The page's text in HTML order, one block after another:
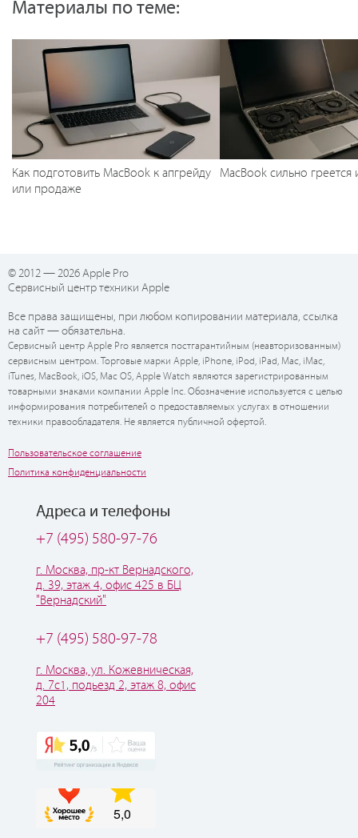
Материалы по теме:
Как подготовить MacBook к апгрейду
или продаже
MacBook сильно греется
© 2012 — 2026 Apple Pro
Сервисный центр техники Apple
Все права защищены, при любом копировании материала, ссылка
на сайт — обязательна.
Сервисный центр Apple Pro является постгарантийным (неавторизованным)
сервисным центром. Торговые марки Apple, iPhone, iPod, iPad, Mac, iMac,
iTunes, MacBook, iOS, Mac OS, Apple Watch являются зарегистрированным
товарными знаками компании Apple Inc. Обозначение используется с целью
информирования потребителей о предоставляемых услугах в отношении
техники правообладателя. Не является публичной офертой.
Пользовательское соглашение
Политика конфиденциальности
Адреса и телефоны
+7 (495) 580-97-76
г. Москва, пр-кт Вернадского,
д. 39, этаж 4, офис 425 в БЦ
"Вернадский"
+7 (495) 580-97-78
г. Москва, ул. Кожевническая,
д. 7с1, подьезд 2, этаж 8, офис
204